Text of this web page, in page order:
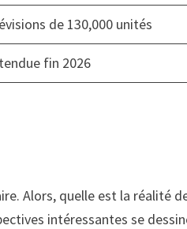
de 130,000 unités
fin 2026
Alors, quelle est la réalité
intéressantes se